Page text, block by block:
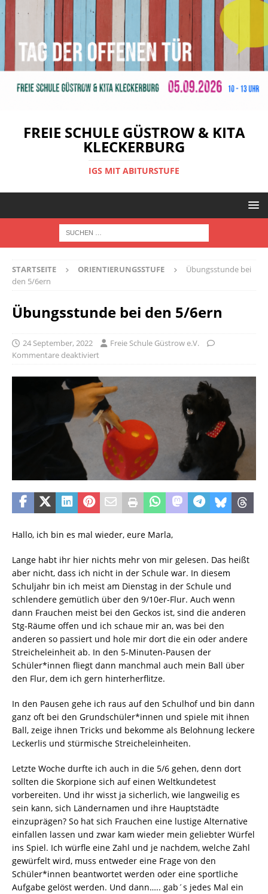
FREIE SCHULE GÜSTROW & KITA
KLECKERBURG
IGS MIT ABITURSTUFE
STARTSEITE ORIENTIERUNGSSTUFE
Übungsstunde bei
den 5/6ern
Übungsstunde bei den 5/6ern
24 September, 2022
Freie Schule Güstrow e.V.
Kommentare deaktiviert
Hallo, ich bin es mal wieder, eure Marla,
Lange habt ihr hier nichts mehr von mir gelesen. Das heißt
aber nicht, dass ich nicht in der Schule war. In diesem
Schuljahr bin ich meist am Dienstag in der Schule und
schlendere gemütlich über den 9/10er-Flur. Auch wenn
dann Frauchen meist bei den Geckos ist, sind die anderen
Stg-Räume offen und ich schaue mir an, was bei den
anderen so passiert und hole mir dort die ein oder andere
Streicheleinheit ab. In den 5-Minuten-Pausen der
Schüler*innen fliegt dann manchmal auch mein Ball über
den Flur, dem ich gern hinterherflitze.
In den Pausen gehe ich raus auf den Schulhof und bin dann
ganz oft bei den Grundschüler*innen und spiele mit ihnen
Ball, zeige ihnen Tricks und bekomme als Belohnung leckere
Leckerlis und stürmische Streicheleinheiten.
Letzte Woche durfte ich auch in die 5/6 gehen, denn dort
sollten die Skorpione sich auf einen Weltkundetest
vorbereiten. Und ihr wisst ja sicherlich, wie langweilig es
sein kann, sich Ländernamen und ihre Hauptstädte
einzuprägen? So hat sich Frauchen eine lustige Alternative
einfallen lassen und zwar kam wieder mein geliebter Würfel
ins Spiel. Ich würfle eine Zahl und je nachdem, welche Zahl
gewürfelt wird, muss entweder eine Frage von den
Schüler*innen beantwortet werden oder eine sportliche
Aufgabe gelöst werden. Und dann….. gab´s jedes Mal ein